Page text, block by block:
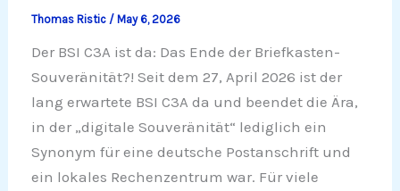
Thomas Ristic / May 6, 2026
Der BSI C3A ist da: Das Ende der Briefkasten-
Souveränität?! Seit dem 27, April 2026 ist der
lang erwartete BSI C3A da und beendet die Ära,
in der „digitale Souveränität“ lediglich ein
Synonym für eine deutsche Postanschrift und
ein lokales Rechenzentrum war. Für viele